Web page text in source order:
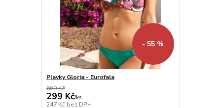
- 55 %
Plavky Gloria - Eurofala
669 Kč
299 Kč/ks
247 Kč bez DPH